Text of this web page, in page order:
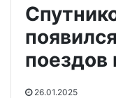
поездов
26.01.2025